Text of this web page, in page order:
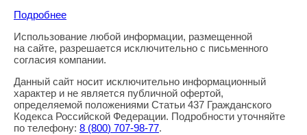
Подробнее
Правовая информация
Использование любой информации, размещенной
на сайте, разрешается исключительно с письменного
согласия компании.
Данный сайт носит исключительно информационный
характер и не является публичной офертой,
определяемой положениями Статьи 437 Гражданского
Кодекса Российской Федерации. Подробности уточняйте
по телефону: 8 (800) 707-98-77.